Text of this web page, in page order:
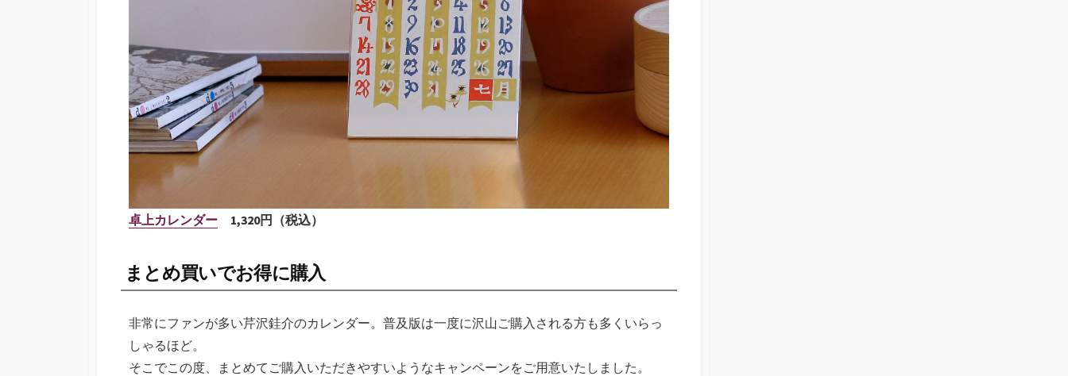
卓上カレンダー 1,320円（税込）
まとめ買いでお得に購入
非常にファンが多い芹沢銈介のカレンダー。普及版は一度に沢山ご購入される方も多くいらっ
しゃるほど。
そこでこの度、まとめてご購入いただきやすいようなキャンペーンをご用意いたしました。